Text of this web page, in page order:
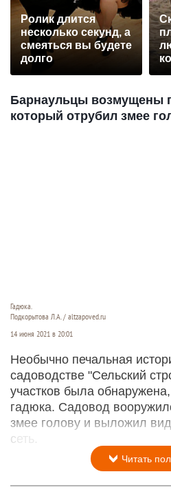
Ролик длится
несколько секунд, а
смеяться вы будете
долго
Барнаульцы возмущены
который отрубил змее
Гадюка.
Подкорытова Л.А. / altzapoved.ru
14 июня 2021 в 20:01
Необычно печальная
садоводстве "Сельский
участков была
гадюка. Садовод
змее голову и выложил
сеть.
Читать